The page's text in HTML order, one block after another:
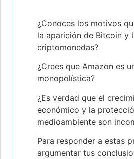
¿Conoces los motivos
la aparición de Bitcoin y
criptomonedas?
¿Crees que Amazon es
monopolística?
¿Es verdad que el
económico y la
medioambiente son
Para responder a estas
argumentar tus